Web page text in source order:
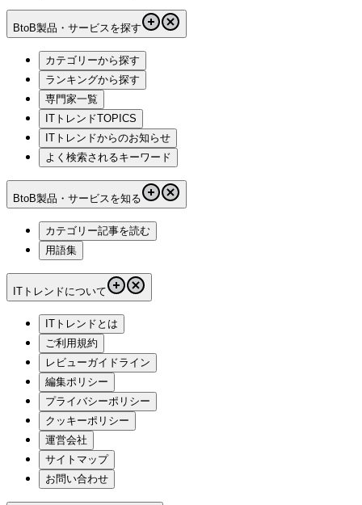
BtoB製品・サービスを探す
カテゴリーから探す
ランキングから探す
専門家一覧
ITトレンドTOPICS
ITトレンドからのお知らせ
よく検索されるキーワード
BtoB製品・サービスを知る
カテゴリー記事を読む
用語集
ITトレンドについて
ITトレンドとは
ご利用規約
レビューガイドライン
編集ポリシー
プライバシーポリシー
クッキーポリシー
運営会社
サイトマップ
お問い合わせ